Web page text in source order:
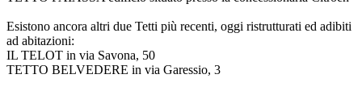
Esistono ancora altri due Tetti più recenti, oggi ristrutturati ed adibiti
ad abitazioni:
IL TELOT in via Savona, 50
TETTO BELVEDERE in via Garessio, 3